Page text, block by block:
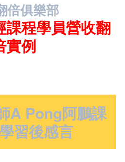
倍俱樂部
課程學員營收翻
實例
A Pong阿鵬課
習後感言